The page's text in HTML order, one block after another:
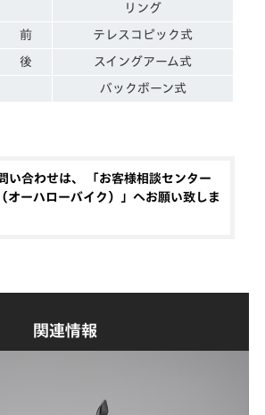
リング
前 テレスコピック式
後 スイングアーム式
バックボーン式
い合わせは、 「お客様相談センター
ーハローバイク）」へお願い致しま
関連情報